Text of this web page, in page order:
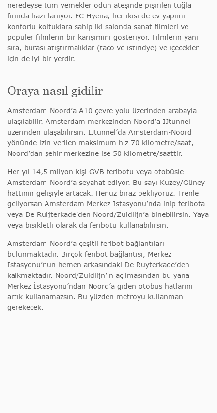
neredeyse tüm yemekler odun ateşinde pişirilen tuğla
fırında hazırlanıyor. FC Hyena, her ikisi de ev yapımı
konforlu koltuklara sahip iki salonda sanat filmleri ve
popüler filmlerin bir karışımını gösteriyor. Filmlerin yanı
sıra, burası atıştırmalıklar (taco ve istiridye) ve içecekler
için de iyi bir yerdir.
Oraya nasıl gidilir
Amsterdam-Noord’a A10 çevre yolu üzerinden arabayla
ulaşılabilir. Amsterdam merkezinden Noord’a IJtunnel
üzerinden ulaşabilirsin. IJtunnel’da Amsterdam-Noord
yönünde izin verilen maksimum hız 70 kilometre/saat,
Noord’dan şehir merkezine ise 50 kilometre/saattir.
Her yıl 14,5 milyon kişi GVB feribotu veya otobüsle
Amsterdam-Noord’a seyahat ediyor. Bu sayı Kuzey/Güney
hattının gelişiyle artacak. Henüz biraz bekliyoruz. Trenle
geliyorsan Amsterdam Merkez İstasyonu’nda inip feribota
veya De Ruijterkade’den Noord/Zuidlijn’a binebilirsin. Yaya
veya bisikletli olarak da feribotu kullanabilirsin.
Amsterdam-Noord’a çeşitli feribot bağlantıları
bulunmaktadır. Birçok feribot bağlantısı, Merkez
İstasyonu’nun hemen arkasındaki De Ruyterkade’den
kalkmaktadır. Noord/Zuidlijn’ın açılmasından bu yana
Merkez İstasyonu’ndan Noord’a giden otobüs hatlarını
artık kullanamazsın. Bu yüzden metroyu kullanman
gerekecek.